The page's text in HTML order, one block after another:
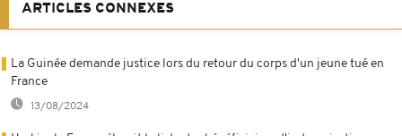
ARTICLES CONNEXES
La Guinée demande justice lors du retour du corps d'un jeune tué en
France
13/08/2024